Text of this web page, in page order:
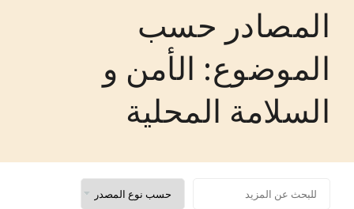
المحافظات
للتواصل معنا
المصادر حسب
الموضوع: الأمن و
السلامة المحلية